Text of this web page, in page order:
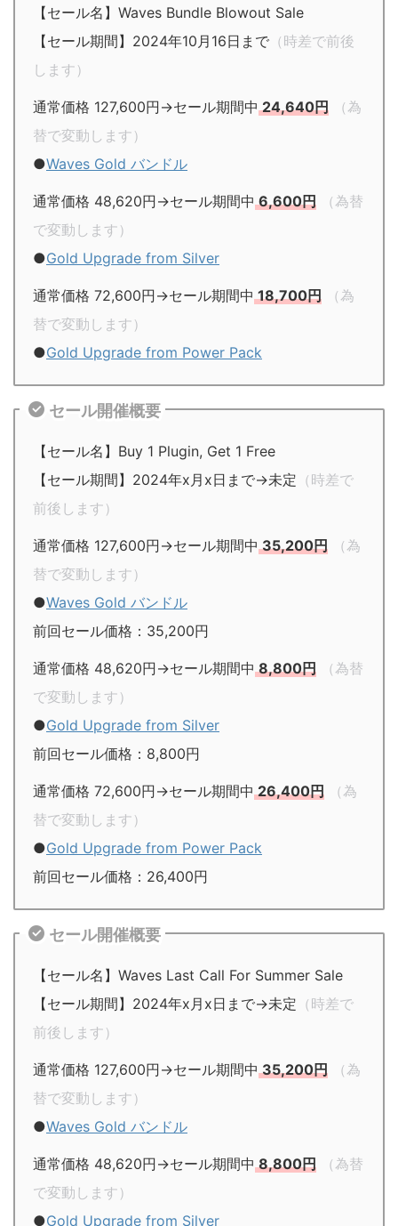
【セール名】Waves Bundle Blowout Sale
【セール期間】2024年10月16日まで （時差で前後
します）
通常価格 127,600円→セール期間中24,640円
（為
替で変動します）
●Waves Gold バンドル
通常価格 48,620円→セール期間中6,600円
（為替
で変動します）
●Gold Upgrade from Silver
通常価格 72,600円→セール期間中18,700円
（為
替で変動します）
●Gold Upgrade from Power Pack
セール開催概要
【セール名】Buy 1 Plugin, Get 1 Free
【セール期間】2024年x月x日まで→未定 （時差で
前後します）
通常価格 127,600円→セール期間中35,200円
（為
替で変動します）
●Waves Gold バンドル
前回セール価格：35,200円
通常価格 48,620円→セール期間中8,800円
（為替
で変動します）
●Gold Upgrade from Silver
前回セール価格：8,800円
通常価格 72,600円→セール期間中26,400円
（為
替で変動します）
●Gold Upgrade from Power Pack
前回セール価格：26,400円
セール開催概要
【セール名】Waves Last Call For Summer Sale
【セール期間】2024年x月x日まで→未定 （時差で
前後します）
通常価格 127,600円→セール期間中35,200円
（為
替で変動します）
●Waves Gold バンドル
通常価格 48,620円→セール期間中8,800円
（為替
で変動します）
●Gold Upgrade from Silver